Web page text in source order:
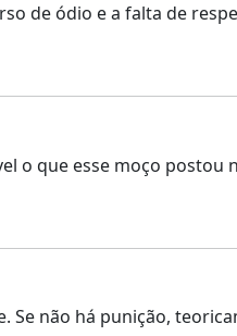
de ódio e a falta de
o que esse moço
Se não há punição,